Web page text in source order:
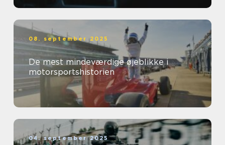
08. september 2025
De mest mindeværdige øjeblikke i
motorsportshistorien
04. september 2025